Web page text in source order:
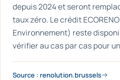
depuis 2024 et seront
taux zéro. Le crédit
Environnement) reste
vérifier au cas par cas pour
Source : renolution.brussels